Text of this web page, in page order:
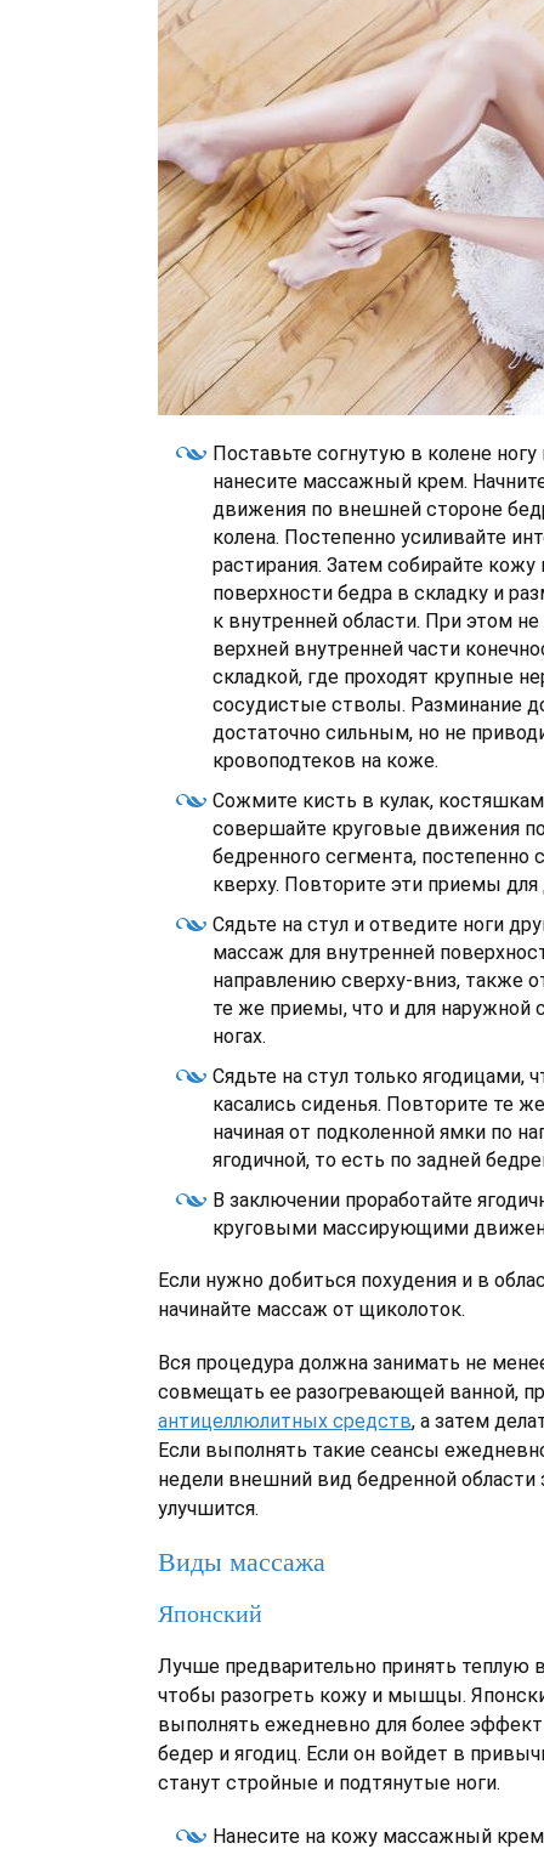
Поставьте согнутую в колене
нанесите массажный крем.
движения по внешней стороне
колена. Постепенно усиливайте
растирания. Затем собирайте кожу
поверхности бедра в складку и
к внутренней области. При этом не
верхней внутренней части
складкой, где проходят крупные
сосудистые стволы. Разминание
достаточно сильным, но не
кровоподтеков на коже.
Сожмите кисть в кулак,
совершайте круговые движения
бедренного сегмента, постепенно
кверху. Повторите эти приемы для
Сядьте на стул и отведите ноги
массаж для внутренней
направлению сверху-вниз, также
те же приемы, что и для наружной
ногах.
Сядьте на стул только ягодицами,
касались сиденья. Повторите те
начиная от подколенной ямки по
ягодичной, то есть по задней
В заключении проработайте
круговыми массирующими
Если нужно добиться похудения и в
начинайте массаж от щиколоток.
Вся процедура должна занимать не
совмещать ее разогревающей ванной,
антицеллюлитных средств, а затем
Если выполнять такие сеансы
недели внешний вид бедренной области
улучшится.
Виды массажа
Японский
Лучше предварительно принять теплую
чтобы разогреть кожу и мышцы.
выполнять ежедневно для более
бедер и ягодиц. Если он войдет в
станут стройные и подтянутые ноги.
Нанесите на кожу массажный